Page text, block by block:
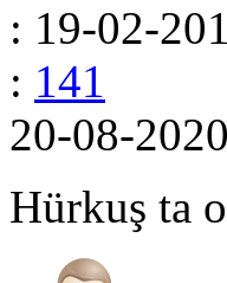
: 19-02-
: 141
20-08-
Hürkuş ta